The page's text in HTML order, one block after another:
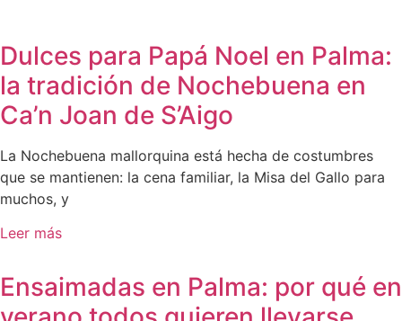
Dulces para Papá Noel en Palma:
la tradición de Nochebuena en
Ca’n Joan de S’Aigo
La Nochebuena mallorquina está hecha de costumbres
que se mantienen: la cena familiar, la Misa del Gallo para
muchos, y
Leer más
Ensaimadas en Palma: por qué en